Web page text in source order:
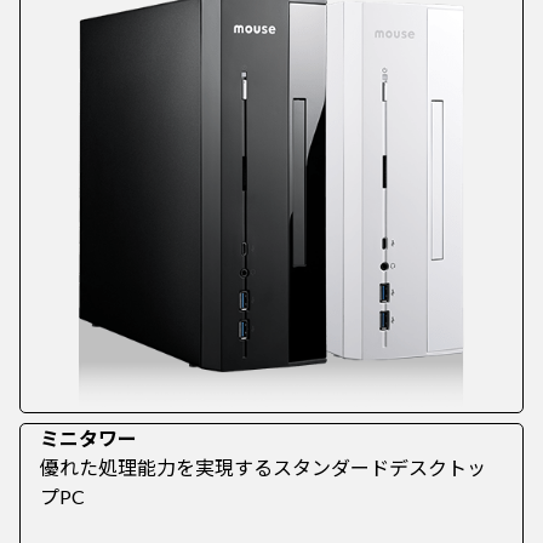
ミニタワー
優れた処理能力を実現するスタンダードデスクトッ
プPC